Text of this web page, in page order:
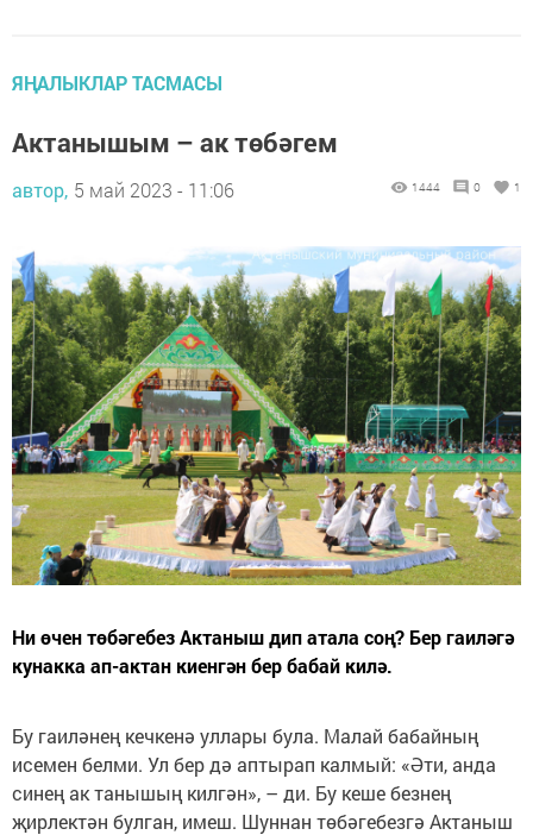
ЯҢАЛЫКЛАР ТАСМАСЫ
Актанышым – ак төбәгем
автор, 5 май 2023 - 11:06 1444 0 1
Ни өчен төбәгебез Актаныш дип атала соң? Бер гаиләгә
кунакка ап-актан киенгән бер бабай килә.
Бу гаиләнең кечкенә уллары була. Малай бабайның
исемен белми. Ул бер дә аптырап калмый: «Әти, анда
синең ак танышың килгән», – ди. Бу кеше безнең
җирлектән булган, имеш. Шуннан төбәгебезгә Актаныш